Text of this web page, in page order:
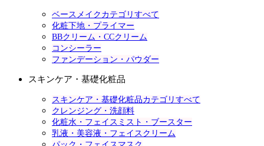
ベースメイクカテゴリすべて
化粧下地・プライマー
BBクリーム・CCクリーム
コンシーラー
ファンデーション・パウダー
スキンケア・基礎化粧品
スキンケア・基礎化粧品カテゴリすべて
クレンジング・洗顔料
化粧水・フェイスミスト・ブースター
乳液・美容液・フェイスクリーム